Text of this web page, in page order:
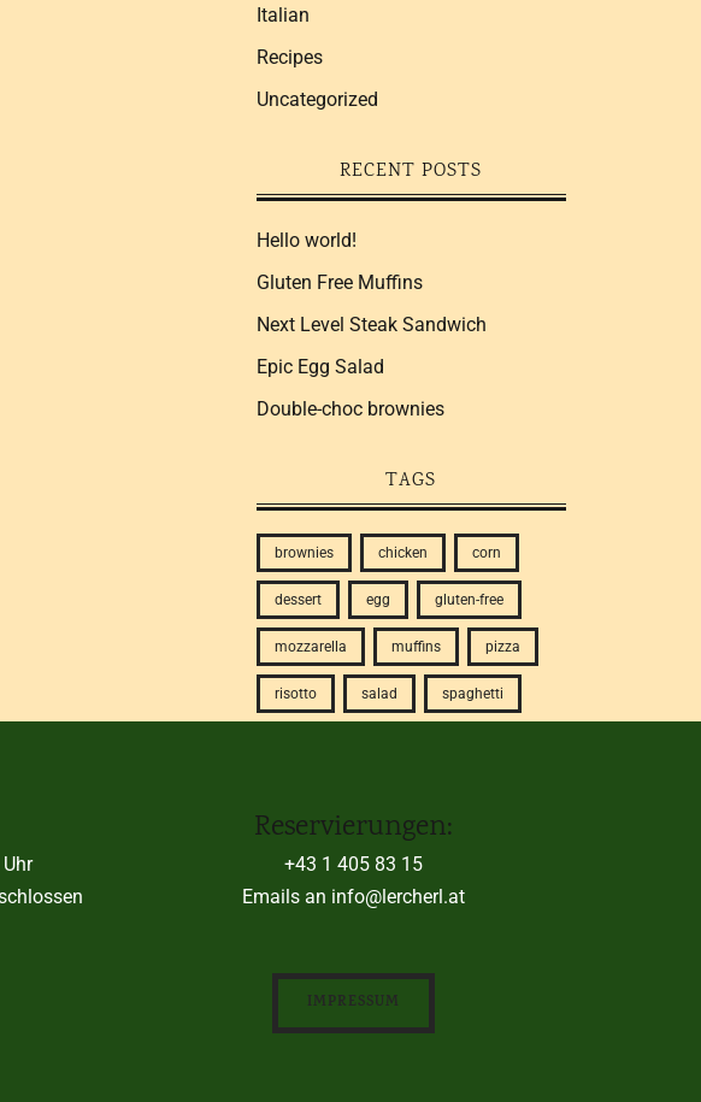
Italian
Recipes
Uncategorized
RECENT POSTS
Hello world!
Gluten Free Muffins
Next Level Steak Sandwich
Epic Egg Salad
Double-choc brownies
TAGS
brownies chicken corn
dessert egg gluten-free
mozzarella muffins pizza
risotto salad spaghetti
Reservierungen:
+43 1 405 83 15
Emails an info@lercherl.at
IMPRESSUM